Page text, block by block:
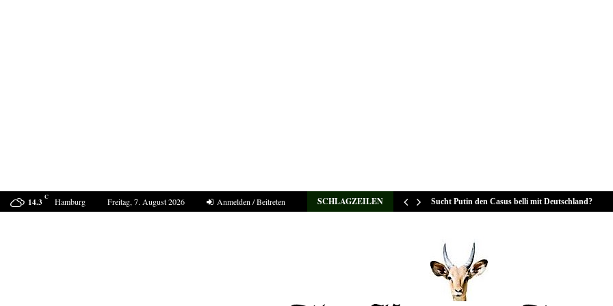
14.3 C Hamburg Freitag, 7. August 2026 Anmelden / Beitreten SCHLAGZEILEN
Der Sommer 2040 in Europa Sucht Putin den Casus belli mit Deutschland?